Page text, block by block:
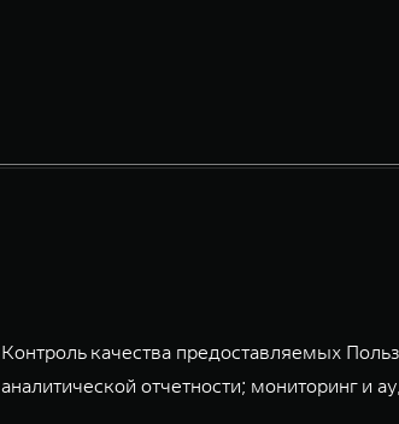
Контроль качества предоставляемых
аналитической отчетности; мониторинг и